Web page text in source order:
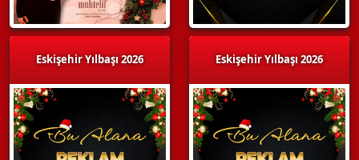
Eskişehir Yılbaşı 2026 Eskişehir Yılbaşı 2026